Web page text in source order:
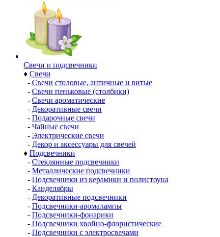
Свечи и подсвечники
♦ Свечи
- Свечи столовые, античные и витые
- Свечи пеньковые (столбики)
- Свечи ароматические
- Декоративные свечи
- Подарочные свечи
- Чайные свечи
- Электрические свечи
- Декор и аксессуары для свечей
♦ Подсвечники
- Стеклянные подсвечники
- Металлические подсвечники
- Подсвечники из керамики и полистоуна
- Канделябры
- Декоративные подсвечники
- Подсвечники-аромалампы
- Подсвечники-фонарики
- Подсвечники хвойно-флористические
- Подсвечники с электросвечами